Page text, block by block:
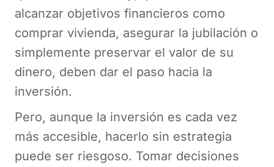
alcanzar objetivos financieros como
comprar vivienda, asegurar la jubilación o
simplemente preservar el valor de su
dinero, deben dar el paso hacia la
inversión.
Pero, aunque la inversión es cada vez
más accesible, hacerlo sin estrategia
puede ser riesgoso. Tomar decisiones